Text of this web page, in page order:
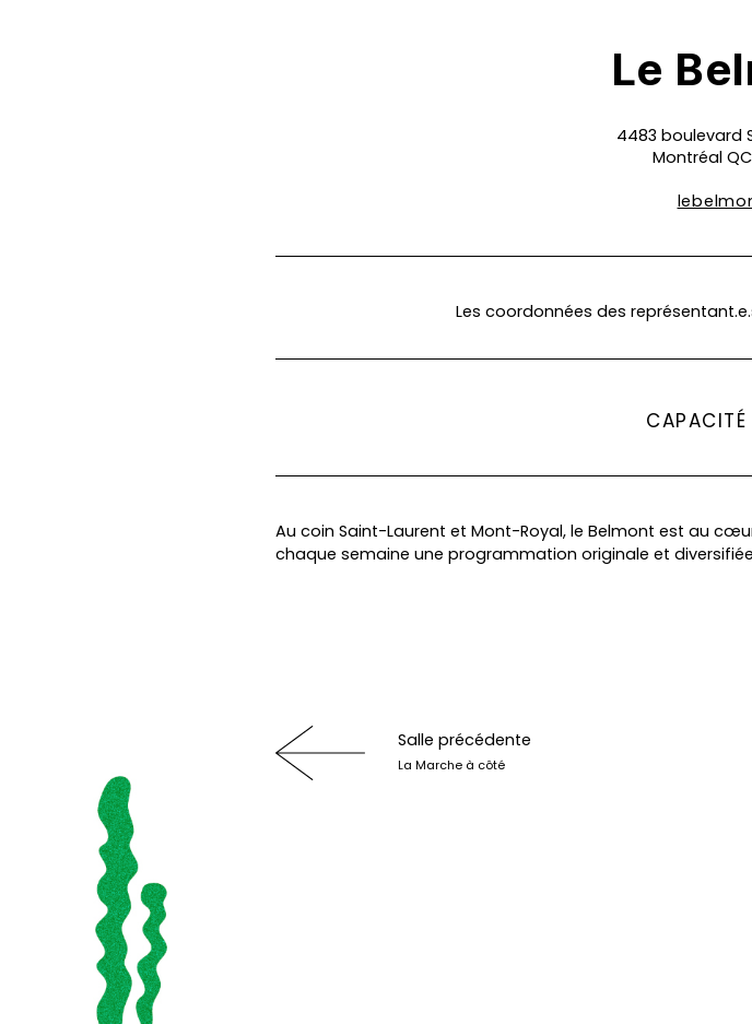
Le
4483 boulevard
Montréal QC
Les coordonnées des
CAPACITÉ
Au coin Saint-Laurent et Mont-Royal, le Belmont est au
chaque semaine une programmation originale et
Salle précédente
La Marche à côté